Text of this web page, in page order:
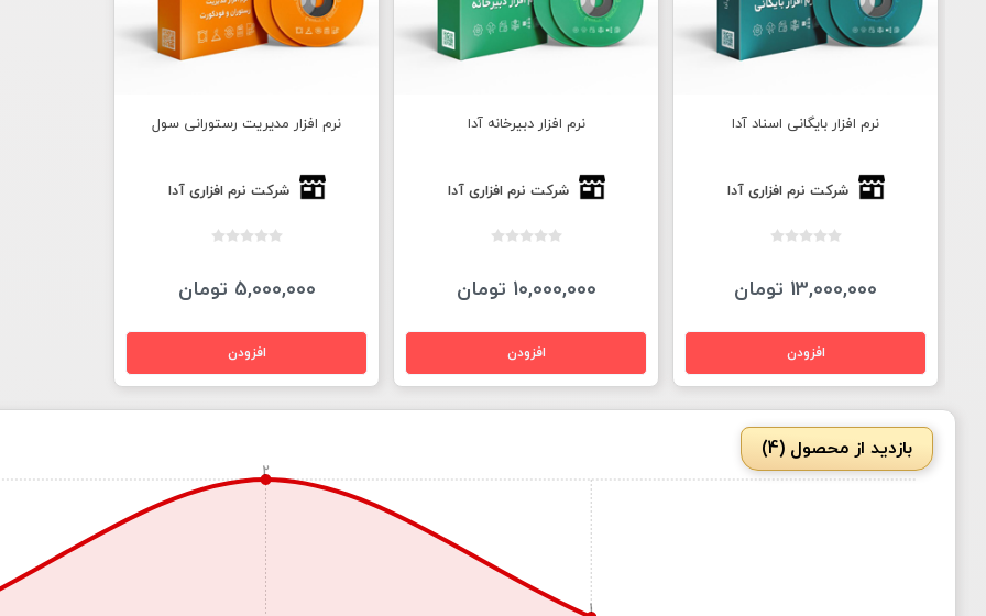
نرم افزار بایگانی اسناد آدا
شرکت نرم افزاری آدا
13,000,000 تومان
نرم افزار دبیرخانه آدا
شرکت نرم افزاری آدا
10,000,000 تومان
نرم افزار مدیریت رستورانی سول
شرکت نرم افزاری آدا
5,000,000 تومان
بازدید از محصول (4)
2
1